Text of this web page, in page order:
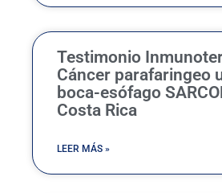
Testimonio
Cáncer parafaringeo
boca-esófago
Costa Rica
LEER MÁS »